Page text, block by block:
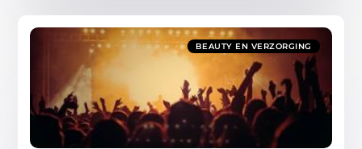
BEAUTY EN VERZORGING